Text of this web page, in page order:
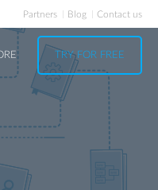
Partners Blog Contact us
TRY FOR FREE